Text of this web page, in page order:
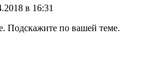
в 16:31
Подскажите по вашей теме.